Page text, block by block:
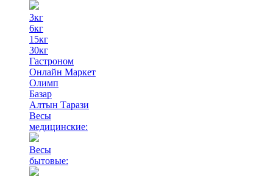
3кг
6кг
15кг
30кг
Гастроном
Онлайн Маркет
Олимп
Базар
Алтын Тарази
Весы
медицинские:
Весы
бытовые: